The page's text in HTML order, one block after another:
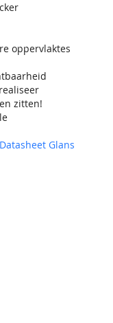
oppervlaktes
zitten!
Datasheet Glans